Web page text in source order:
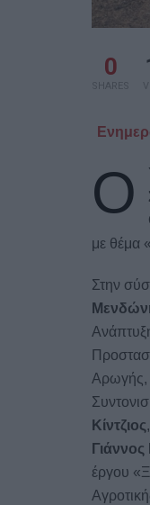
0
SHARES
Ο
με θέμα
Στην
Αρωγής,
Κίντζιος
έργου